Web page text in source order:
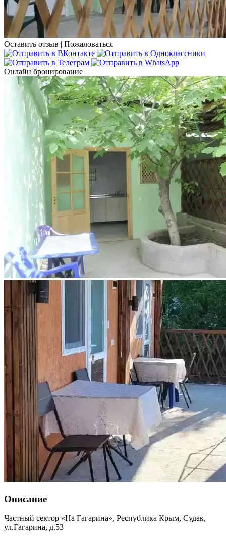
Оставить отзыв | Пожаловаться
Онлайн бронирование
Описание
Частный сектор «На Гагарина», Республика Крым, Судак,
ул.Гагарина, д.53